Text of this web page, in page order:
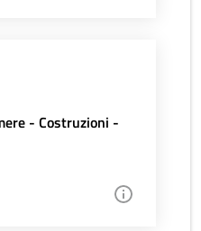
- Costruzioni -